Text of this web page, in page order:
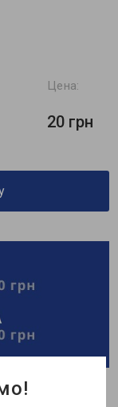
Цена:
20 грн